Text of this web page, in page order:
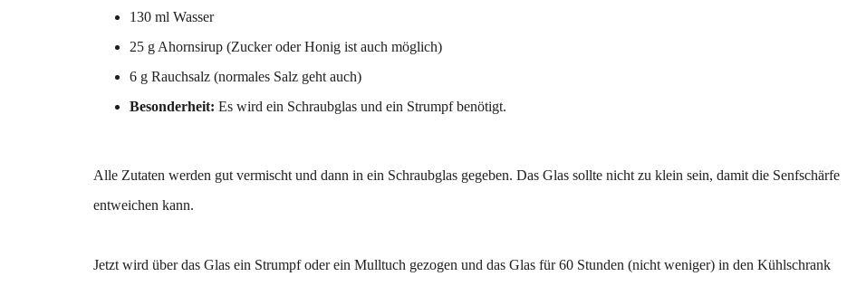
130 ml Wasser
25 g Ahornsirup (Zucker oder Honig ist auch möglich)
6 g Rauchsalz (normales Salz geht auch)
Besonderheit: Es wird ein Schraubglas und ein Strumpf benötigt.
Alle Zutaten werden gut vermischt und dann in ein Schraubglas gegeben. Das Glas sollte nicht zu klein sein, damit die Senfschärfe
entweichen kann.
Jetzt wird über das Glas ein Strumpf oder ein Mulltuch gezogen und das Glas für 60 Stunden (nicht weniger) in den Kühlschrank